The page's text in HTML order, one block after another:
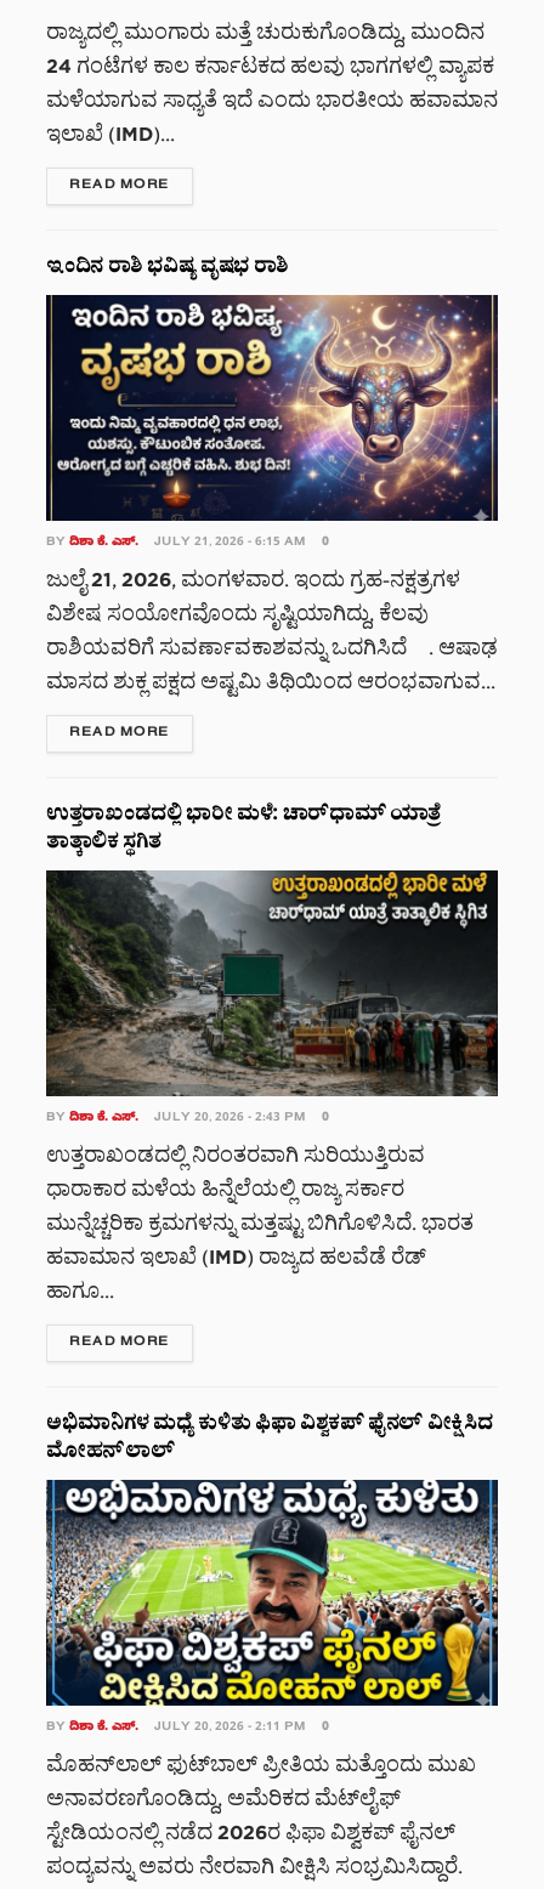
ರಾಜ್ಯದಲ್ಲಿ ಮುಂಗಾರು ಮತ್ತೆ ಚುರುಕುಗೊಂಡಿದ್ದು, ಮುಂದಿನ
24 ಗಂಟೆಗಳ ಕಾಲ ಕರ್ನಾಟಕದ ಹಲವು ಭಾಗಗಳಲ್ಲಿ ವ್ಯಾಪಕ
ಮಳೆಯಾಗುವ ಸಾಧ್ಯತೆ ಇದೆ ಎಂದು ಭಾರತೀಯ ಹವಾಮಾನ
ಇಲಾಖೆ (IMD)...
READ MORE
ಇಂದಿನ ರಾಶಿ ಭವಿಷ್ಯ ವೃಷಭ ರಾಶಿ
BY ದಿಶಾ ಕೆ. ಎಸ್. JULY 21, 2026 - 6:15 AM 0
ಜುಲೈ 21, 2026, ಮಂಗಳವಾರ. ಇಂದು ಗ್ರಹ-ನಕ್ಷತ್ರಗಳ
ವಿಶೇಷ ಸಂಯೋಗವೊಂದು ಸೃಷ್ಟಿಯಾಗಿದ್ದು, ಕೆಲವು
ರಾಶಿಯವರಿಗೆ ಸುವರ್ಣಾವಕಾಶವನ್ನು ಒದಗಿಸಿದೆ . ಆಷಾಢ
ಮಾಸದ ಶುಕ್ಲ ಪಕ್ಷದ ಅಷ್ಟಮಿ ತಿಥಿಯಿಂದ ಆರಂಭವಾಗುವ...
READ MORE
ಉತ್ತರಾಖಂಡದಲ್ಲಿ ಭಾರೀ ಮಳೆ: ಚಾರ್‌ಧಾಮ್ ಯಾತ್ರೆ
ತಾತ್ಕಾಲಿಕ ಸ್ಥಗಿತ
BY ದಿಶಾ ಕೆ. ಎಸ್. JULY 20, 2026 - 2:43 PM 0
ಉತ್ತರಾಖಂಡದಲ್ಲಿ ನಿರಂತರವಾಗಿ ಸುರಿಯುತ್ತಿರುವ
ಧಾರಾಕಾರ ಮಳೆಯ ಹಿನ್ನೆಲೆಯಲ್ಲಿ ರಾಜ್ಯ ಸರ್ಕಾರ
ಮುನ್ನೆಚ್ಚರಿಕಾ ಕ್ರಮಗಳನ್ನು ಮತ್ತಷ್ಟು ಬಿಗಿಗೊಳಿಸಿದೆ. ಭಾರತ
ಹವಾಮಾನ ಇಲಾಖೆ (IMD) ರಾಜ್ಯದ ಹಲವೆಡೆ ರೆಡ್
ಹಾಗೂ...
READ MORE
ಅಭಿಮಾನಿಗಳ ಮಧ್ಯೆ ಕುಳಿತು ಫಿಫಾ ವಿಶ್ವಕಪ್ ಫೈನಲ್ ವೀಕ್ಷಿಸಿದ
ಮೋಹನ್‌ಲಾಲ್
BY ದಿಶಾ ಕೆ. ಎಸ್. JULY 20, 2026 - 2:11 PM 0
ಮೊಹನ್‌ಲಾಲ್ ಫುಟ್‌ಬಾಲ್ ಪ್ರೀತಿಯ ಮತ್ತೊಂದು ಮುಖ
ಅನಾವರಣಗೊಂಡಿದ್ದು, ಅಮೆರಿಕದ ಮೆಟ್‌ಲೈಫ್
ಸ್ಟೇಡಿಯಂನಲ್ಲಿ ನಡೆದ 2026ರ ಫಿಫಾ ವಿಶ್ವಕಪ್ ಫೈನಲ್
ಪಂದ್ಯವನ್ನು ಅವರು ನೇರವಾಗಿ ವೀಕ್ಷಿಸಿ ಸಂಭ್ರಮಿಸಿದ್ದಾರೆ.